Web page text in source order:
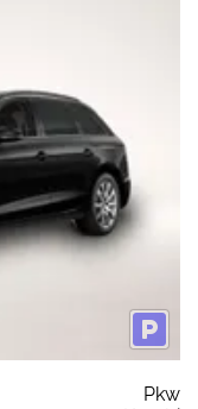
Pkw